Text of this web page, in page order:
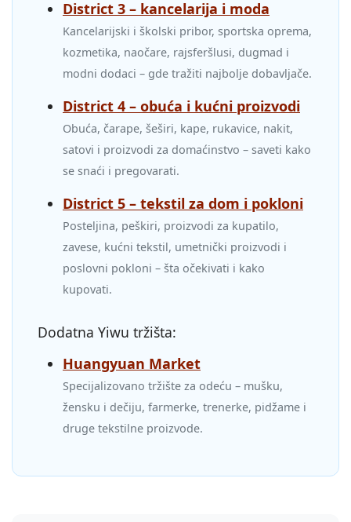
District 3 – kancelarija i moda
Kancelarijski i školski pribor, sportska oprema,
kozmetika, naočare, rajsferšlusi, dugmad i
modni dodaci – gde tražiti najbolje dobavljače.
District 4 – obuća i kućni proizvodi
Obuća, čarape, šeširi, kape, rukavice, nakit,
satovi i proizvodi za domaćinstvo – saveti kako
se snaći i pregovarati.
District 5 – tekstil za dom i pokloni
Posteljina, peškiri, proizvodi za kupatilo,
zavese, kućni tekstil, umetnički proizvodi i
poslovni pokloni – šta očekivati i kako
kupovati.
Dodatna Yiwu tržišta:
Huangyuan Market
Specijalizovano tržište za odeću – mušku,
žensku i dečiju, farmerke, trenerke, pidžame i
druge tekstilne proizvode.